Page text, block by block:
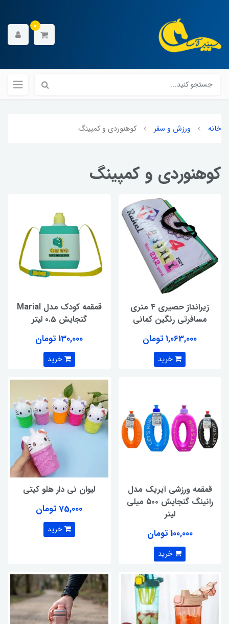
0
خانه ورزش و سفر کوهنوردی و کمپینگ
کوهنوردی و کمپینگ
زیرانداز حصیری ۴ متری
مسافرتی رنگین کمانی
1,063,000 تومان
خرید
قمقمه کودک مدل Marial
گنجایش 0.5 لیتر
130,000 تومان
خرید
قمقمه ورزشی آیریک مدل
رانینگ گنجایش ۵۰۰ میلی
لیتر
100,000 تومان
خرید
لیوان نی دار هلو کیتی
75,000 تومان
خرید